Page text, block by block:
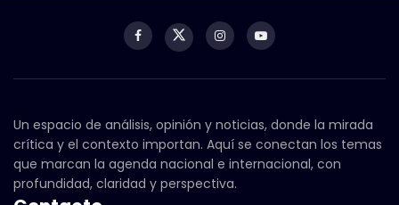
Un espacio de análisis, opinión y noticias, donde la mirada
crítica y el contexto importan. Aquí se conectan los temas
que marcan la agenda nacional e internacional, con
profundidad, claridad y perspectiva.